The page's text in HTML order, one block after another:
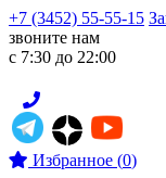
+7 (3452) 55-55-15
звоните нам
с 7:30 до 22:00
Избранное (0)